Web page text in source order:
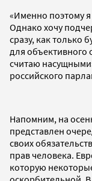
«Именно поэтому я
Однако хочу
сразу, как только
для объективного
считаю
российского
Напомним, на
представлен
своих
прав человека.
которую